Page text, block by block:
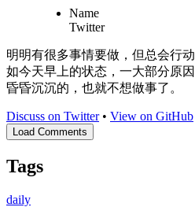
Name
Twitter
明明有很多事情要做，但总会行
如今天早上的状态，一大部分原
昏昏沉沉的，也就不想做事了。
Discuss on Twitter• View on GitHub
Load Comments
Tags
daily